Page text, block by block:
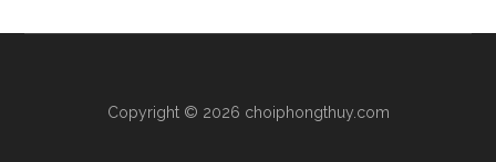
Copyright © 2026 choiphongthuy.com